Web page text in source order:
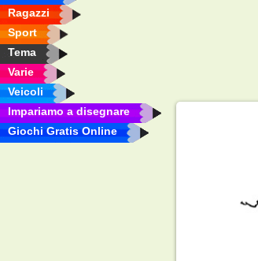
Ragazzi
Sport
Tema
Varie
Veicoli
Impariamo a disegnare
Giochi Gratis Online